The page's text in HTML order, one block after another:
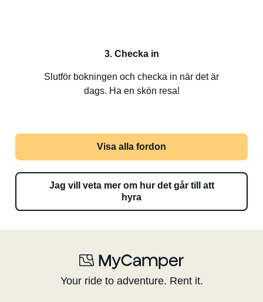
3. Checka in
Slutför bokningen och checka in när det är
dags. Ha en skön resa!
Visa alla fordon
Jag vill veta mer om hur det går till att
hyra
Your ride to adventure. Rent it.